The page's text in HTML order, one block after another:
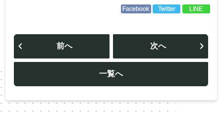
Facebook Twitter LINE
投
ビ
ゲ
ー
シ
ョ
前へ
一覧へ
次へ